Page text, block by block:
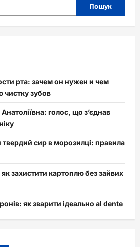
Пошук
рта: зачем он нужен и чем
чистку зубов
голос, що з’єднав
твердий сир в морозилці: правила
захистити картоплю без зайвих
як зварити ідеально al dente